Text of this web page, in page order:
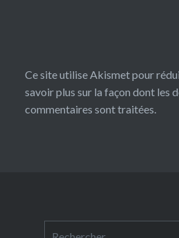
Ce site utilise Akismet pour
savoir plus sur la façon dont les
commentaires sont traitées.